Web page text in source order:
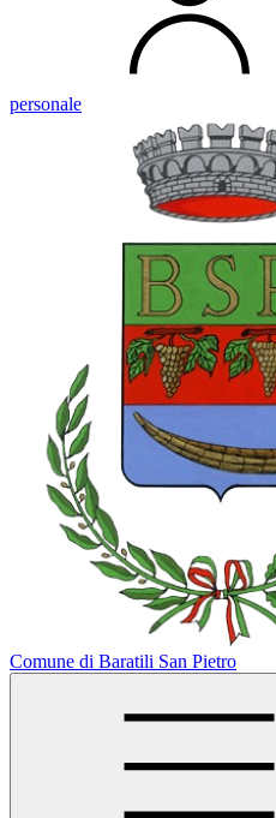
personale
Comune di Baratili San Pietro